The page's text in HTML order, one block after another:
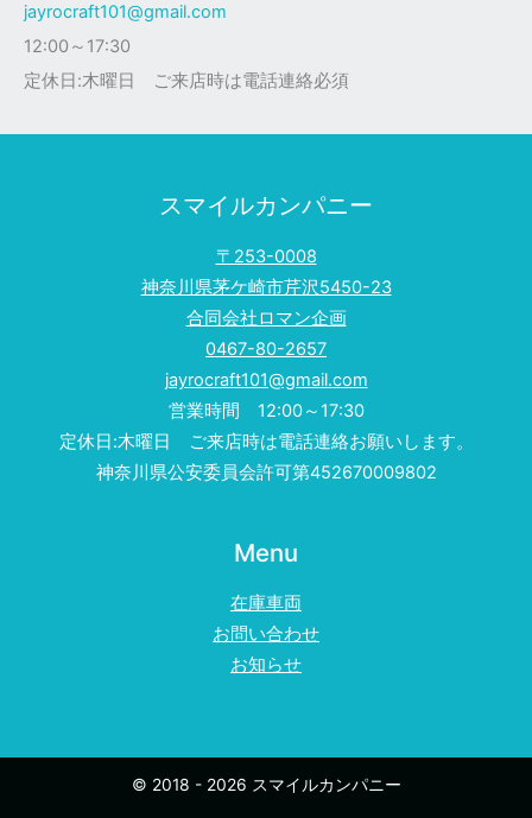
jayrocraft101@gmail.com
12:00～17:30
定休日:木曜日 ご来店時は電話連絡必須
スマイルカンパニー
〒253-0008
神奈川県茅ケ崎市芹沢5450-23
合同会社ロマン企画
0467-80-2657
jayrocraft101@gmail.com
営業時間 12:00～17:30
定休日:木曜日 ご来店時は電話連絡お願いします。
神奈川県公安委員会許可第452670009802
Menu
在庫車両
お問い合わせ
お知らせ
© 2018 - 2026 スマイルカンパニー